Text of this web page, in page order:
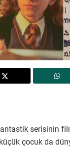
serisinin
çocuk da